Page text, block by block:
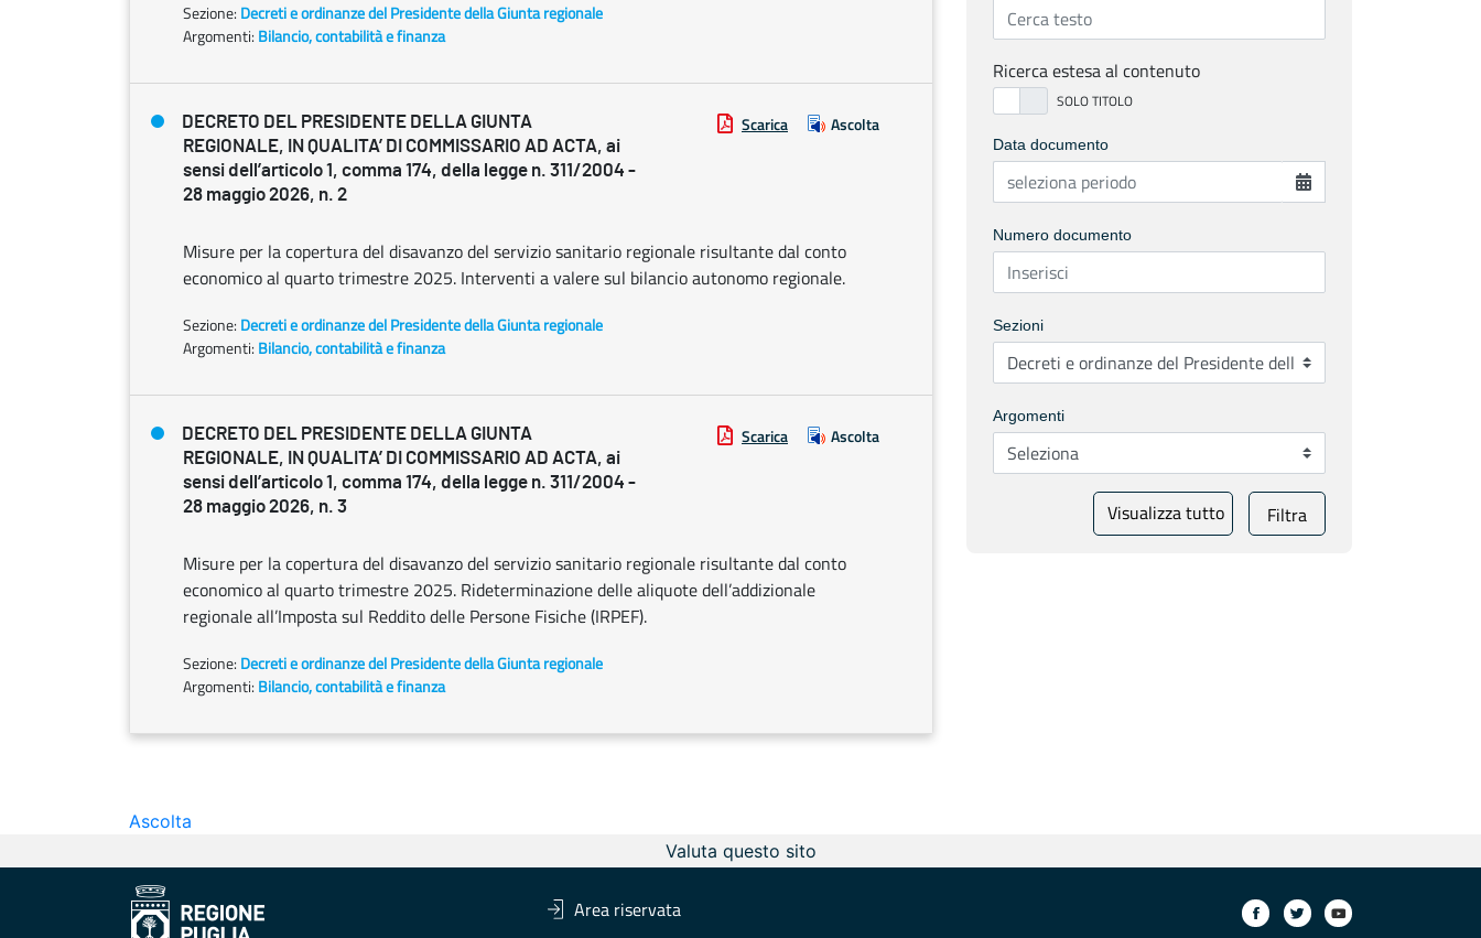
Sezione: Decreti e ordinanze del Presidente della Giunta regionale
Argomenti: Bilancio, contabilità e finanza
DECRETO DEL PRESIDENTE DELLA GIUNTA
REGIONALE, IN QUALITA’ DI COMMISSARIO AD ACTA, ai
sensi dell’articolo 1, comma 174, della legge n. 311/2004 -
28 maggio 2026, n. 2
Scarica Ascolta
Misure per la copertura del disavanzo del servizio sanitario regionale risultante dal conto
economico al quarto trimestre 2025. Interventi a valere sul bilancio autonomo regionale.
Sezione: Decreti e ordinanze del Presidente della Giunta regionale
Argomenti: Bilancio, contabilità e finanza
DECRETO DEL PRESIDENTE DELLA GIUNTA
REGIONALE, IN QUALITA’ DI COMMISSARIO AD ACTA, ai
sensi dell’articolo 1, comma 174, della legge n. 311/2004 -
28 maggio 2026, n. 3
Scarica Ascolta
Misure per la copertura del disavanzo del servizio sanitario regionale risultante dal conto
economico al quarto trimestre 2025. Rideterminazione delle aliquote dell’addizionale
regionale all’Imposta sul Reddito delle Persone Fisiche (IRPEF).
Sezione: Decreti e ordinanze del Presidente della Giunta regionale
Argomenti: Bilancio, contabilità e finanza
Ricerca estesa al contenuto
Data documento
Numero documento
Sezioni
Argomenti
Visualizza tutto Filtra
Ascolta
Valuta questo sito
Area riservata